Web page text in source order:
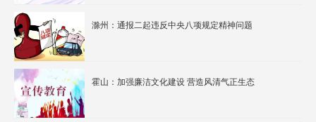
滁州：通报二起违反中央八项规定精神问题
霍山：加强廉洁文化建设 营造风清气正生态